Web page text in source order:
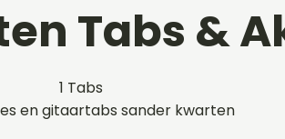
Tabs &
1 Tabs
en gitaartabs sander kwarten